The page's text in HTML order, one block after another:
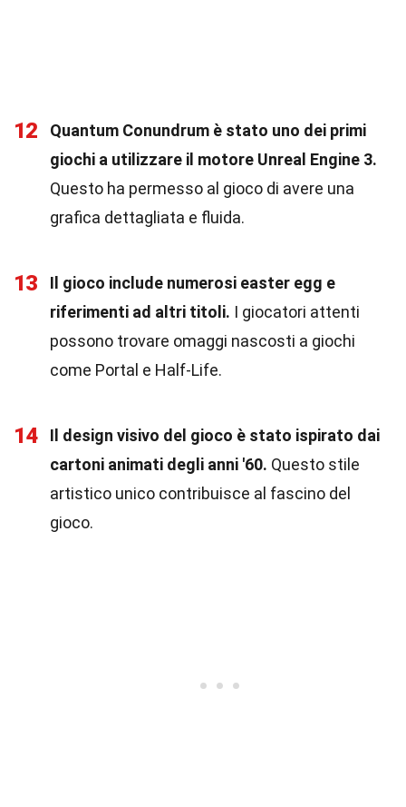
12
Quantum Conundrum è stato uno dei primi
giochi a utilizzare il motore Unreal Engine 3.
Questo ha permesso al gioco di avere una
grafica dettagliata e fluida.
13
Il gioco include numerosi easter egg e
riferimenti ad altri titoli. I giocatori attenti
possono trovare omaggi nascosti a giochi
come Portal e Half-Life.
14
Il design visivo del gioco è stato ispirato dai
cartoni animati degli anni '60. Questo stile
artistico unico contribuisce al fascino del
gioco.